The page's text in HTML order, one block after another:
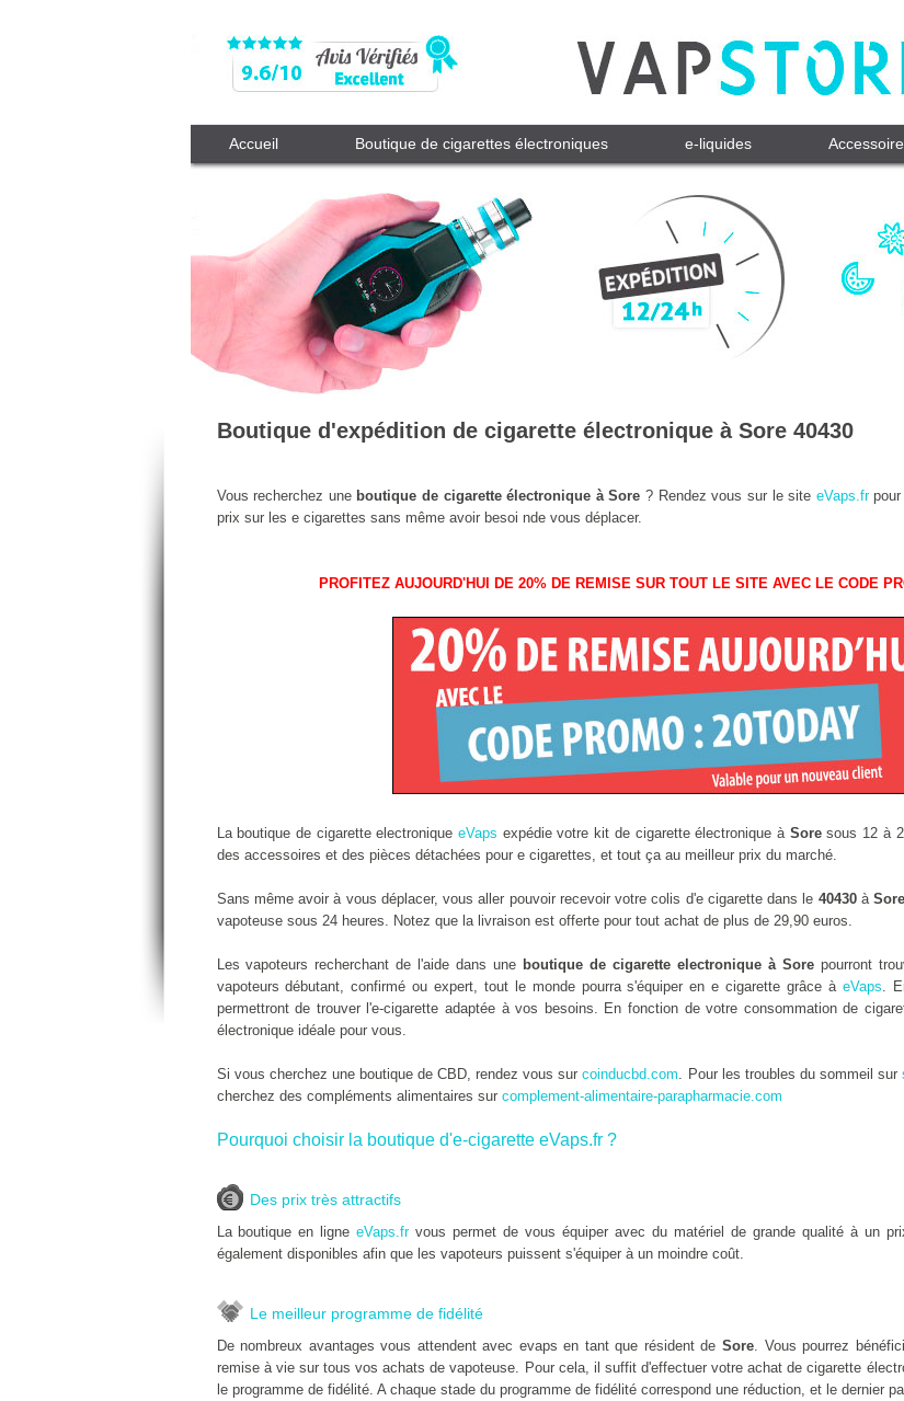
Accueil Boutique de cigarettes électroniques e-liquides
Boutique d'expédition de cigarette électronique à Sore 40430
Vous recherchez une boutique de cigarette électronique à Sore ? Rendez vous sur le site eVaps.frpour
prix sur les e cigarettes sans même avoir besoi nde vous déplacer.
PROFITEZ AUJOURD'HUI DE 20% DE REMISE SUR TOUT LE SITE AVEC LE CODE
La boutique de cigarette electroniqueeVaps expédie votre kit de cigarette électronique à Soresous 12 à
des accessoires et des pièces détachées pour e cigarettes, et tout ça au meilleur prix du marché.
Sans même avoir à vous déplacer, vous aller pouvoir recevoir votre colis d'e cigarette dans le 40430àSore
vapoteuse sous 24 heures. Notez que la livraison est offerte pour tout achat de plus de 29,90 euros.
Les vapoteurs recherchant de l'aide dans une boutique de cigarette electronique à Sore pourront
vapoteurs débutant, confirmé ou expert, tout le monde pourra s'équiper en e cigarette grâce à eVaps.
permettront de trouver l'e-cigarette adaptée à vos besoins. En fonction de votre consommation de
électronique idéale pour vous.
Si vous cherchez une boutique de CBD, rendez vous surcoinducbd.com. Pour les troubles du sommeil sur
cherchez des compléments alimentaires sur complement-alimentaire-parapharmacie.com
Pourquoi choisir la boutique d'e-cigarette eVaps.fr ?
Des prix très attractifs
La boutique en ligneeVaps.frvous permet de vous équiper avec du matériel de grande qualité à un
également disponibles afin que les vapoteurs puissent s'équiper à un moindre coût.
Le meilleur programme de fidélité
De nombreux avantages vous attendent avec evaps en tant que résident de Sore. Vous pourrez
remise à vie sur tous vos achats de vapoteuse. Pour cela, il suffit d'effectuer votre achat de cigarette
le programme de fidélité. A chaque stade du programme de fidélité correspond une réduction, et le dernier